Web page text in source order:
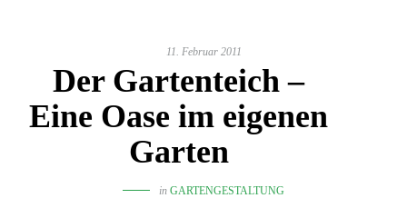
11. Februar 2011
Der Gartenteich –
Eine Oase im eigenen
Garten
in GARTENGESTALTUNG